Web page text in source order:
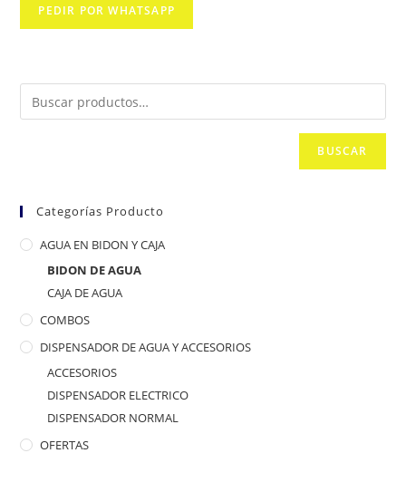
PEDIR POR WHATSAPP
BUSCAR
Categorías Producto
AGUA EN BIDON Y CAJA
BIDON DE AGUA
CAJA DE AGUA
COMBOS
DISPENSADOR DE AGUA Y ACCESORIOS
ACCESORIOS
DISPENSADOR ELECTRICO
DISPENSADOR NORMAL
OFERTAS